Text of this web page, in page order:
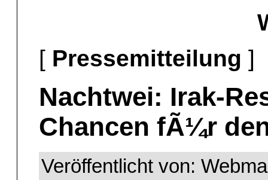
[ Pressemitteilung ]
Nachtwei: Irak-
Chancen fÃ¼r
Veröffentlicht von: